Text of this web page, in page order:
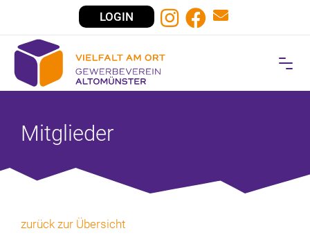
LOGIN
Mitglieder
zurück zur Übersicht